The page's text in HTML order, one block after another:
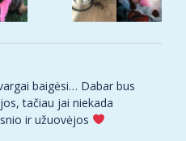
baigėsi… Dabar bus
tačiau jai niekada
ir užuovėjos